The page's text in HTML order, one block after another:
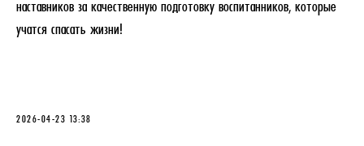
наставников за качественную подготовку воспитанников, которые
учатся спасать жизни!
2026-04-23 13:38